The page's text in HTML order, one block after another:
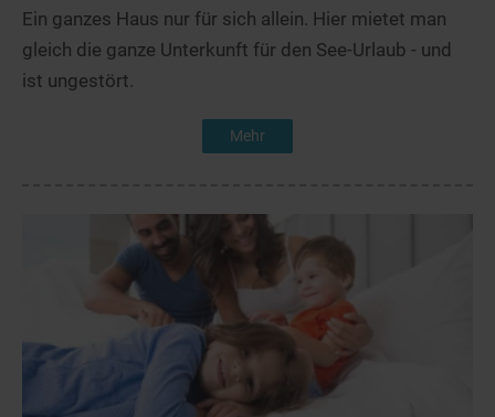
Ein ganzes Haus nur für sich allein. Hier mietet man
gleich die ganze Unterkunft für den See-Urlaub - und
ist ungestört.
Mehr